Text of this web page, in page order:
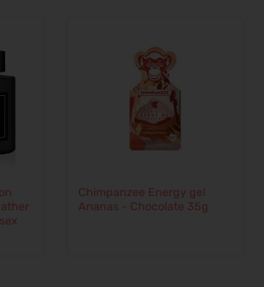
Chimpanzee Energy gel
Ananas - Chocolate 35g